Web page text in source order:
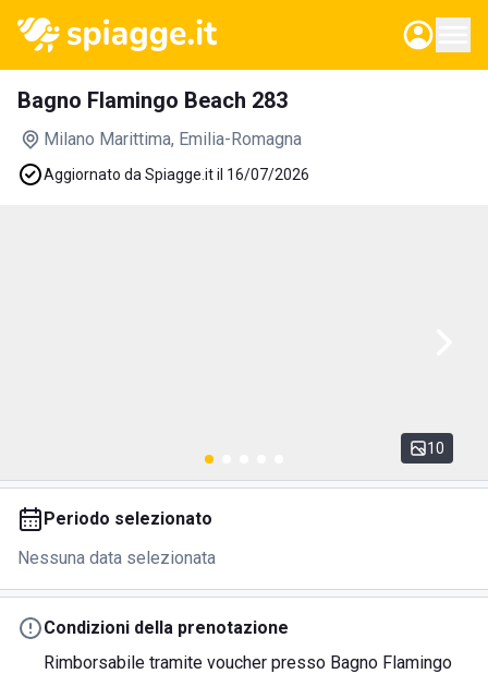
Bagno Flamingo Beach 283
Milano Marittima, Emilia-Romagna
Aggiornato da Spiagge.it il 16/07/2026
10
Periodo selezionato
Nessuna data selezionata
Condizioni della prenotazione
Rimborsabile tramite voucher presso Bagno Flamingo